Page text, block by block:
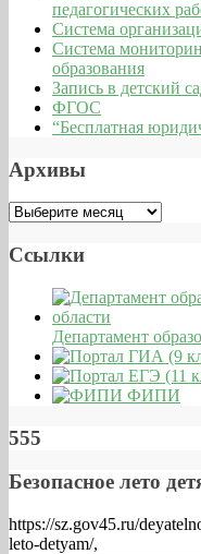
педагогических
Система
Система
образования
Запись в детский
ФГОС
“Бесплатная
Архивы
Ссылки
Департамент
ФИПИ
555
Безопасное лето
https://sz.gov45.ru/
leto-detyam/,